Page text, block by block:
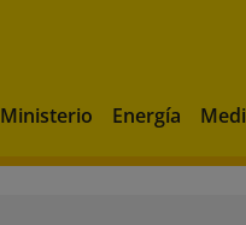
Ministerio Energía